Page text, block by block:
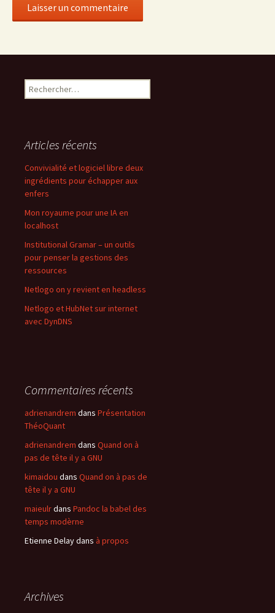
Rechercher :
Articles récents
Convivialité et logiciel libre deux
ingrédients pour échapper aux
enfers
Mon royaume pour une IA en
localhost
Institutional Gramar – un outils
pour penser la gestions des
ressources
Netlogo on y revient en headless
Netlogo et HubNet sur internet
avec DynDNS
Commentaires récents
adrienandrem dans Présentation
ThéoQuant
adrienandrem dans Quand on à
pas de tête il y a GNU
kimaidou dans Quand on à pas de
tête il y a GNU
maieulrdans Pandoc la babel des
temps modèrne
Etienne Delaydans à propos
Archives